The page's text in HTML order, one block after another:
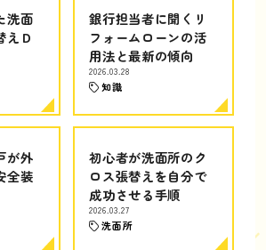
洗面
えＤ
銀行担当者に聞くリ
フォームローンの活
用法と最新の傾向
2026.03.28
知識
が外
全装
初心者が洗面所のク
ロス張替えを自分で
成功させる手順
2026.03.27
洗面所